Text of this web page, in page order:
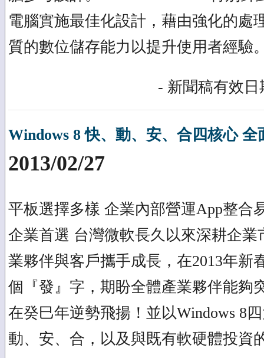
電腦實施最佳化設計，藉由強化的處
質的數位儲存能力以提升使用者經驗
- 新聞稿有效日
Windows 8 快、動、安、合四核心
2013/02/27
平板選擇多樣 企業內部營運App整合
企業首選 台灣微軟長久以來深耕企業
業夥伴與客戶攜手成長，在2013年新
個『發』字，期盼全體產業夥伴能夠
在癸巳年逆勢飛揚！並以Windows 8
動、安、合，以及與既有軟硬體投資